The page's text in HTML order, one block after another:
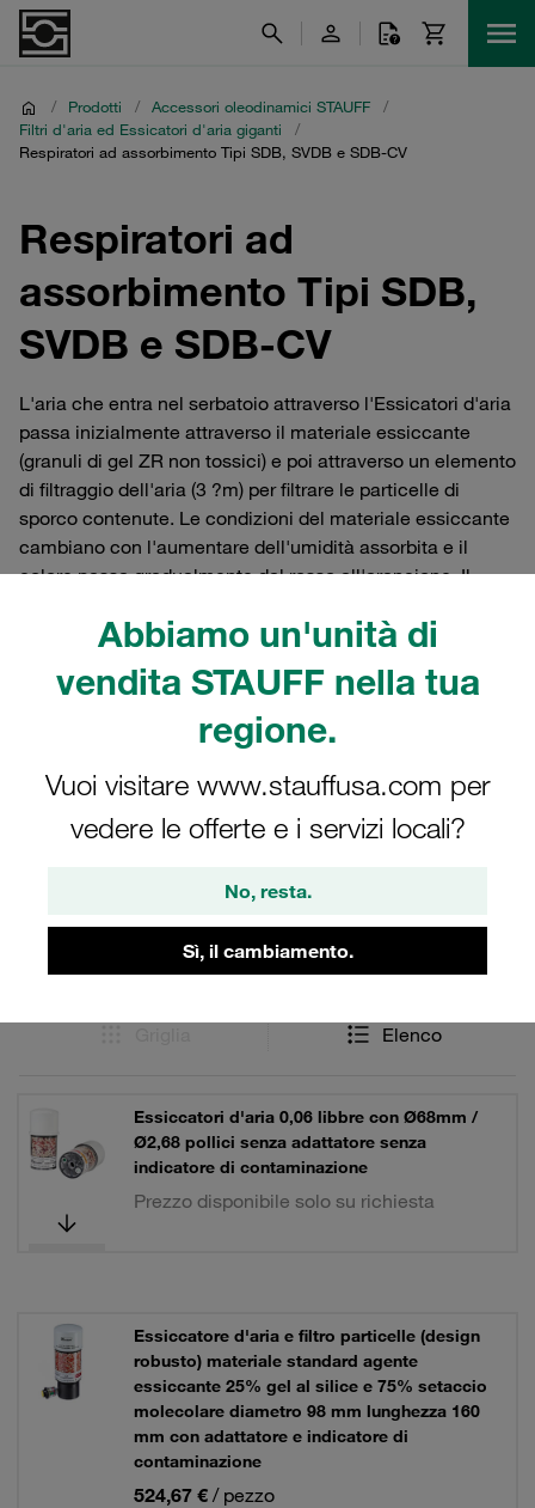
Abbiamo un'unità di
vendita STAUFF nella tua
regione.
Vuoi visitare www.stauffusa.com per
vedere le offerte e i servizi locali?
No, resta.
Sì, il cambiamento.
/ Prodotti / Accessori oleodinamici STAUFF
/
Filtri d'aria ed Essicatori d'aria giganti
/
Respiratori ad assorbimento Tipi SDB, SVDB e SDB-CV
Respiratori ad
assorbimento Tipi SDB,
SVDB e SDB-CV
L'aria che entra nel serbatoio attraverso l'Essicatori d'aria
passa inizialmente attraverso il materiale essiccante
(granuli di gel ZR non tossici) e poi attraverso un elemento
di filtraggio dell'aria (3 ?m) per filtrare le particelle di
sporco contenute. Le condizioni del materiale essiccante
cambiano con l'aumentare dell'umidità assorbita e il
colore passa gradualmente dal rosso all'arancione. Il
sostituito. Opzioni: piastre di adattamento, indicatori di
essiccazione ai carboni attivi.
Filtri / Ordinamento
Elenco
Essiccatori d'aria 0,06 libbre con Ø68mm /
Ø2,68 pollici senza adattatore senza
indicatore di contaminazione
Prezzo disponibile solo su richiesta
Essiccatore d'aria e filtro particelle (design
robusto) materiale standard agente
essiccante 25% gel al silice e 75% setaccio
molecolare diametro 98 mm lunghezza 160
mm con adattatore e indicatore di
contaminazione
524,67 € / pezzo